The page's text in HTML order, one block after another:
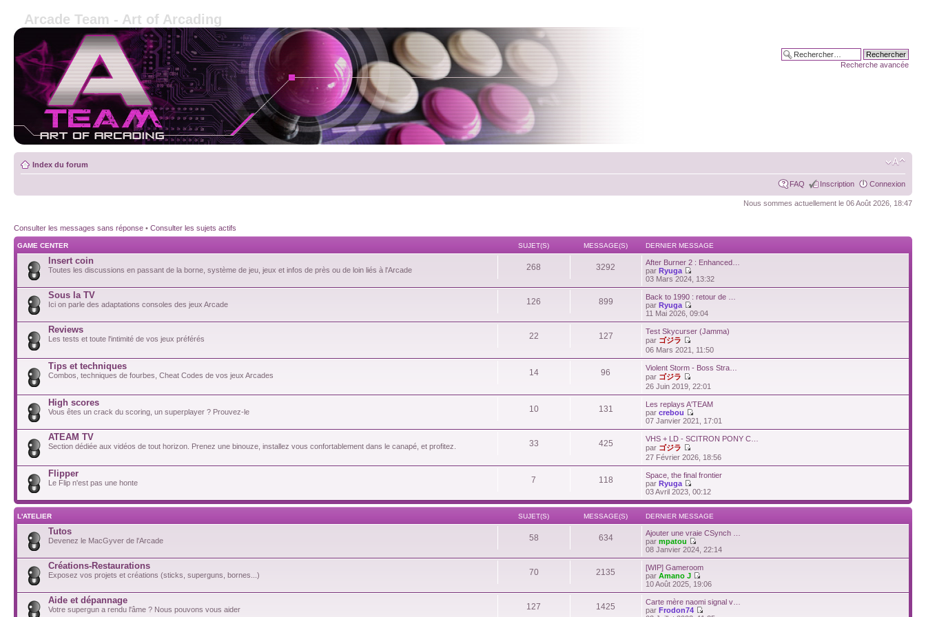
Arcade Team - Art of Arcading
Recherche avancée
Index du forum
FAQ Inscription Connexion
Nous sommes actuellement le 06 Août 2026, 18:47
Consulter les messages sans réponse • Consulter les sujets actifs
GAME CENTER SUJET(S) MESSAGE(S) DERNIER MESSAGE
Insert coin
Toutes les discussions en passant de la borne, système de jeu, jeux et infos de près ou de loin liés à l'Arcade 268 3292
After Burner 2 : Enhanced…
parRyuga
03 Mars 2024, 13:32
Sous la TV
Ici on parle des adaptations consoles des jeux Arcade 126 899
Back to 1990 : retour de …
parRyuga
11 Mai 2026, 09:04
Reviews
Les tests et toute l'intimité de vos jeux préférés 22 127
Test Skycurser (Jamma)
par ゴジラ
06 Mars 2021, 11:50
Tips et techniques
Combos, techniques de fourbes, Cheat Codes de vos jeux Arcades 14 96
Violent Storm - Boss Stra…
par ゴジラ
26 Juin 2019, 22:01
High scores
Vous êtes un crack du scoring, un superplayer ? Prouvez-le 10 131
Les replays A'TEAM
parcrebou
07 Janvier 2021, 17:01
ATEAM TV
Section dédiée aux vidéos de tout horizon. Prenez une binouze, installez vous confortablement dans le canapé, et profitez. 33 425
VHS + LD - SCITRON PONY C…
par ゴジラ
27 Février 2026, 18:56
Flipper
Le Flip n'est pas une honte 7 118
Space, the final frontier
parRyuga
03 Avril 2023, 00:12
L'ATELIER SUJET(S) MESSAGE(S) DERNIER MESSAGE
Tutos
Devenez le MacGyver de l'Arcade 58 634
Ajouter une vraie CSynch …
parmpatou
08 Janvier 2024, 22:14
Créations-Restaurations
Exposez vos projets et créations (sticks, superguns, bornes...) 70 2135
[WIP] Gameroom
parAmano J
10 Août 2025, 19:06
Aide et dépannage
Votre supergun a rendu l'âme ? Nous pouvons vous aider 127 1425
Carte mère naomi signal v…
parFrodon74